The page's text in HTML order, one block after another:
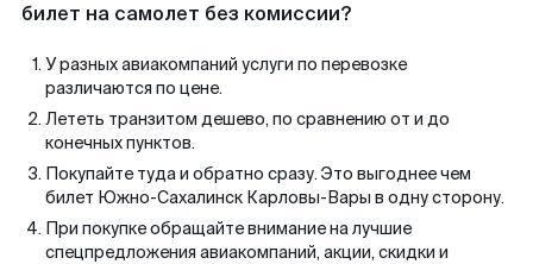
билет на самолет без комиссии?
У разных авиакомпаний услуги по перевозке
различаются по цене.
Лететь транзитом дешево, по сравнению от и до
конечных пунктов.
Покупайте туда и обратно сразу. Это выгоднее чем
билет Южно-Сахалинск Карловы-Вары в одну сторону.
При покупке обращайте внимание на лучшие
спецпредложения авиакомпаний, акции, скидки и